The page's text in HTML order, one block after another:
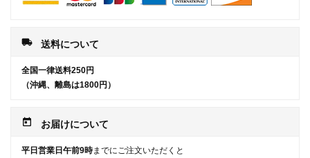
local_shipping 送料について
全国一律送料250円
（沖縄、離島は1800円）
today お届けについて
平日営業日午前9時までにご注文いただくと